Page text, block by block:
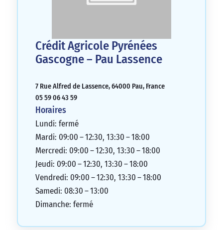
Crédit Agricole Pyrénées
Gascogne – Pau Lassence
7 Rue Alfred de Lassence, 64000 Pau, France
05 59 06 43 59
Horaires
Lundi: fermé
Mardi: 09:00 – 12:30, 13:30 – 18:00
Mercredi: 09:00 – 12:30, 13:30 – 18:00
Jeudi: 09:00 – 12:30, 13:30 – 18:00
Vendredi: 09:00 – 12:30, 13:30 – 18:00
Samedi: 08:30 – 13:00
Dimanche: fermé